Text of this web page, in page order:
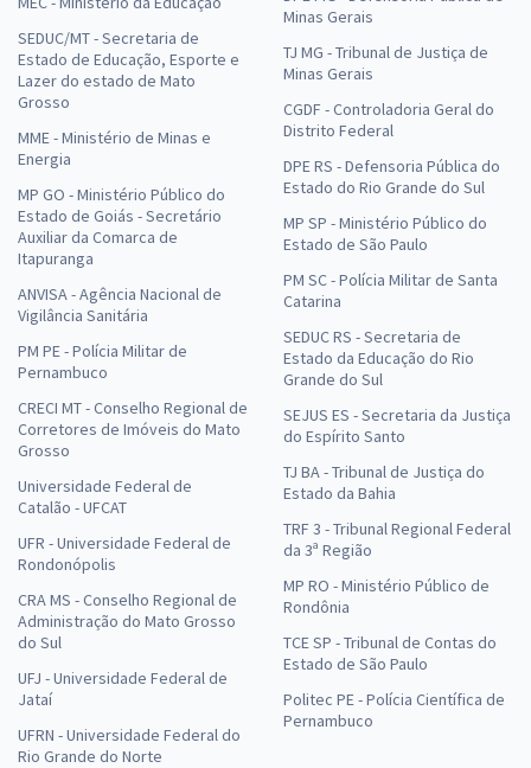
SEDUC/MT - Secretaria de
Estado de Educação, Esporte e
Lazer do estado de Mato
Grosso
MME - Ministério de Minas e
Energia
MP GO - Ministério Público do
Estado de Goiás - Secretário
Auxiliar da Comarca de
Itapuranga
ANVISA - Agência Nacional de
Vigilância Sanitária
PM PE - Polícia Militar de
Pernambuco
CRECI MT - Conselho Regional de
Corretores de Imóveis do Mato
Grosso
Universidade Federal de
Catalão - UFCAT
UFR - Universidade Federal de
Rondonópolis
CRA MS - Conselho Regional de
Administração do Mato Grosso
do Sul
UFJ - Universidade Federal de
Jataí
UFRN - Universidade Federal do
Rio Grande do Norte
Minas Gerais
TJ MG - Tribunal de Justiça de
Minas Gerais
CGDF - Controladoria Geral do
Distrito Federal
DPE RS - Defensoria Pública do
Estado do Rio Grande do Sul
MP SP - Ministério Público do
Estado de São Paulo
PM SC - Polícia Militar de Santa
Catarina
SEDUC RS - Secretaria de
Estado da Educação do Rio
Grande do Sul
SEJUS ES - Secretaria da Justiça
do Espírito Santo
TJ BA - Tribunal de Justiça do
Estado da Bahia
TRF 3 - Tribunal Regional Federal
da 3ª Região
MP RO - Ministério Público de
Rondônia
TCE SP - Tribunal de Contas do
Estado de São Paulo
Politec PE - Polícia Científica de
Pernambuco